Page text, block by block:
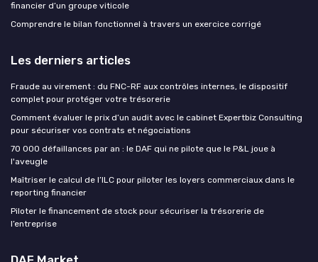
financier d’un groupe viticole
Comprendre le bilan fonctionnel à travers un exercice corrigé
Les derniers articles
Fraude au virement : du FNC-RF aux contrôles internes, le dispositif
complet pour protéger votre trésorerie
Comment évaluer le prix d’un audit avec le cabinet Expertbiz Consulting
pour sécuriser vos contrats et négociations
70 000 défaillances par an : le DAF qui ne pilote que le P&L joue à
l'aveugle
Maîtriser le calcul de l’ILC pour piloter les loyers commerciaux dans le
reporting financier
Piloter le financement de stock pour sécuriser la trésorerie de
l’entreprise